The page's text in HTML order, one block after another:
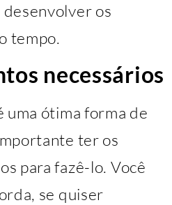
os
tempo.
necessários
uma ótima forma de
ter os
para fazê-lo. Você
se quiser